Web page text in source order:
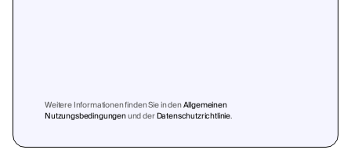
Weitere Informationen finden Sie in denAllgemeinen
Nutzungsbedingungenund derDatenschutzrichtlinie.